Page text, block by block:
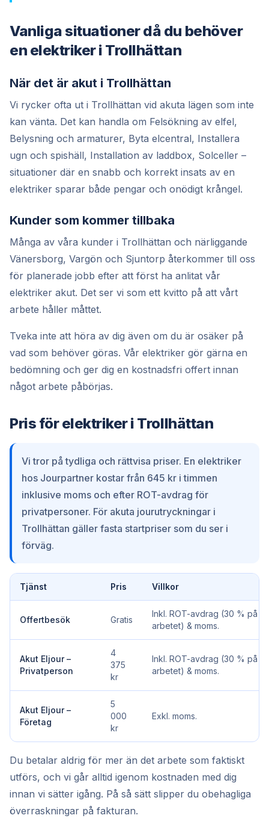
Vanliga situationer då du behöver
en elektriker i Trollhättan
När det är akut i Trollhättan
Vi rycker ofta ut i Trollhättan vid akuta lägen som inte
kan vänta. Det kan handla om Felsökning av elfel,
Belysning och armaturer, Byta elcentral, Installera
ugn och spishäll, Installation av laddbox, Solceller –
situationer där en snabb och korrekt insats av en
elektriker sparar både pengar och onödigt krångel.
Kunder som kommer tillbaka
Många av våra kunder i Trollhättan och närliggande
Vänersborg, Vargön och Sjuntorp återkommer till oss
för planerade jobb efter att först ha anlitat vår
elektriker akut. Det ser vi som ett kvitto på att vårt
arbete håller måttet.
Tveka inte att höra av dig även om du är osäker på
vad som behöver göras. Vår elektriker gör gärna en
bedömning och ger dig en kostnadsfri offert innan
något arbete påbörjas.
Pris för elektriker i Trollhättan
Vi tror på tydliga och rättvisa priser. En elektriker
hos Jourpartner kostar från 645 kr i timmen
inklusive moms och efter ROT-avdrag för
privatpersoner. För akuta jourutryckningar i
Trollhättan gäller fasta startpriser som du ser i
förväg.
Tjänst Pris Villkor
Offertbesök Gratis
Inkl. ROT-avdrag (30 % på
arbetet) & moms.
Akut Eljour –
Privatperson
4
375
kr
Inkl. ROT-avdrag (30 % på
arbetet) & moms.
Akut Eljour –
Företag
5
000
kr
Exkl. moms.
Du betalar aldrig för mer än det arbete som faktiskt
utförs, och vi går alltid igenom kostnaden med dig
innan vi sätter igång. På så sätt slipper du obehagliga
överraskningar på fakturan.